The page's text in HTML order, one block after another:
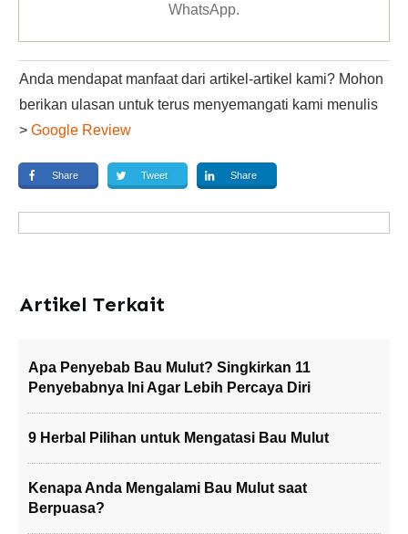
WhatsApp.
Anda mendapat manfaat dari artikel-artikel kami? Mohon
berikan ulasan untuk terus menyemangati kami menulis
> Google Review
Share Tweet Share
Artikel Terkait
Apa Penyebab Bau Mulut? Singkirkan 11
Penyebabnya Ini Agar Lebih Percaya Diri
9 Herbal Pilihan untuk Mengatasi Bau Mulut
Kenapa Anda Mengalami Bau Mulut saat
Berpuasa?